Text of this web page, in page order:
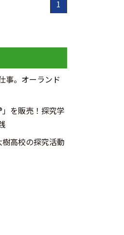
1
事。オーランド
を販売！探究学
高校の探究活動